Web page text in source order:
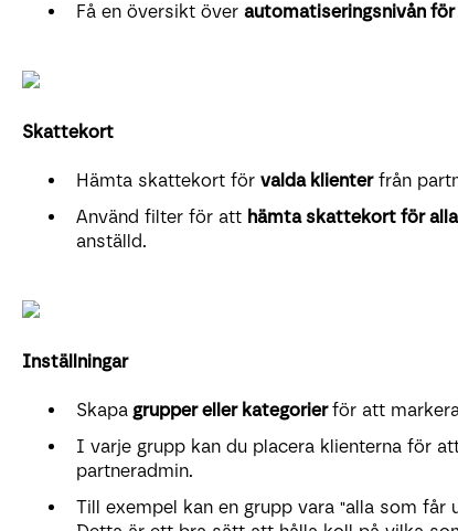
Få en översikt över automatiseringsnivån
Skattekort
Hämta skattekort för valda klienterfrån
Använd filter för att hämta skattekort för
anställd.
Inställningar
Skapagrupper eller kategorierför att
I varje grupp kan du placera klienterna för
partneradmin.
Till exempel kan en grupp vara "alla som får